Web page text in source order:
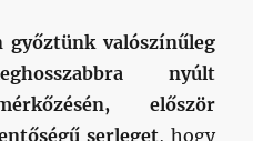
győztünk valószínűleg
nyúlt
először
serleget, hogy